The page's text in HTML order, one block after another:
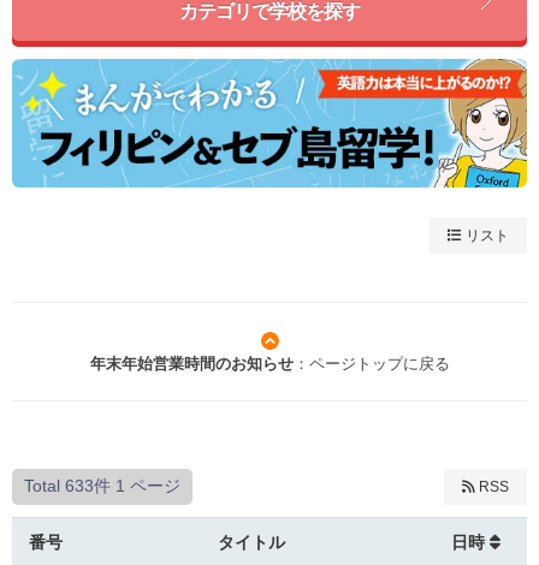
カテゴリで学校を探す
リスト
年末年始営業時間のお知らせ：ページトップに戻る
Total 633件 1 ページ RSS
番号 タイトル 日時